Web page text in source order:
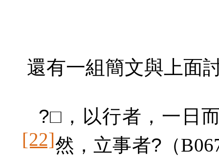
還有一組簡文與上面
?□，以行者，一日
[22]然，立事者? （